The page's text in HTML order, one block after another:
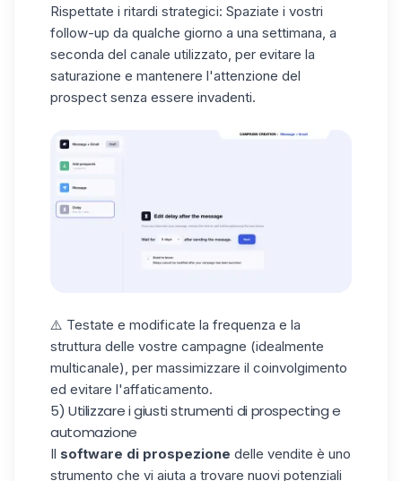
Rispettate i ritardi strategici: Spaziate i vostri
follow-up da qualche giorno a una settimana, a
seconda del canale utilizzato, per evitare la
saturazione e mantenere l'attenzione del
prospect senza essere invadenti.
⚠️ Testate e modificate la frequenza e la
struttura delle vostre campagne (idealmente
multicanale), per massimizzare il coinvolgimento
ed evitare l'affaticamento.
5) Utilizzare i giusti strumenti di prospecting e
automazione
Il software di prospezione delle vendite è uno
strumento che vi aiuta a trovare nuovi potenziali